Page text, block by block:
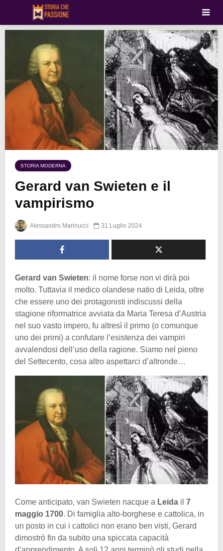
STORIA MODERNA
Gerard van Swieten e il
vampirismo
Alessandro Marinucci 31 Luglio 2024
Gerard van Swieten: il nome forse non vi dirà poi
molto. Tuttavia il medico olandese natio di Leida, oltre
che essere uno dei protagonisti indiscussi della
stagione riformatrice avviata da Maria Teresa d’Austria
nel suo vasto impero, fu altresì il primo (o comunque
uno dei primi) a confutare l’esistenza dei vampiri
avvalendosi dell’uso della ragione. Siamo nel pieno
del Settecento, cosa altro aspettarci d’altronde…
Come anticipato, van Swieten nacque a Leida il 7
maggio 1700. Di famiglia alto-borghese e cattolica, in
un posto in cui i cattolici non erano ben visti, Gerard
dimostrò fin da subito una spiccata capacità